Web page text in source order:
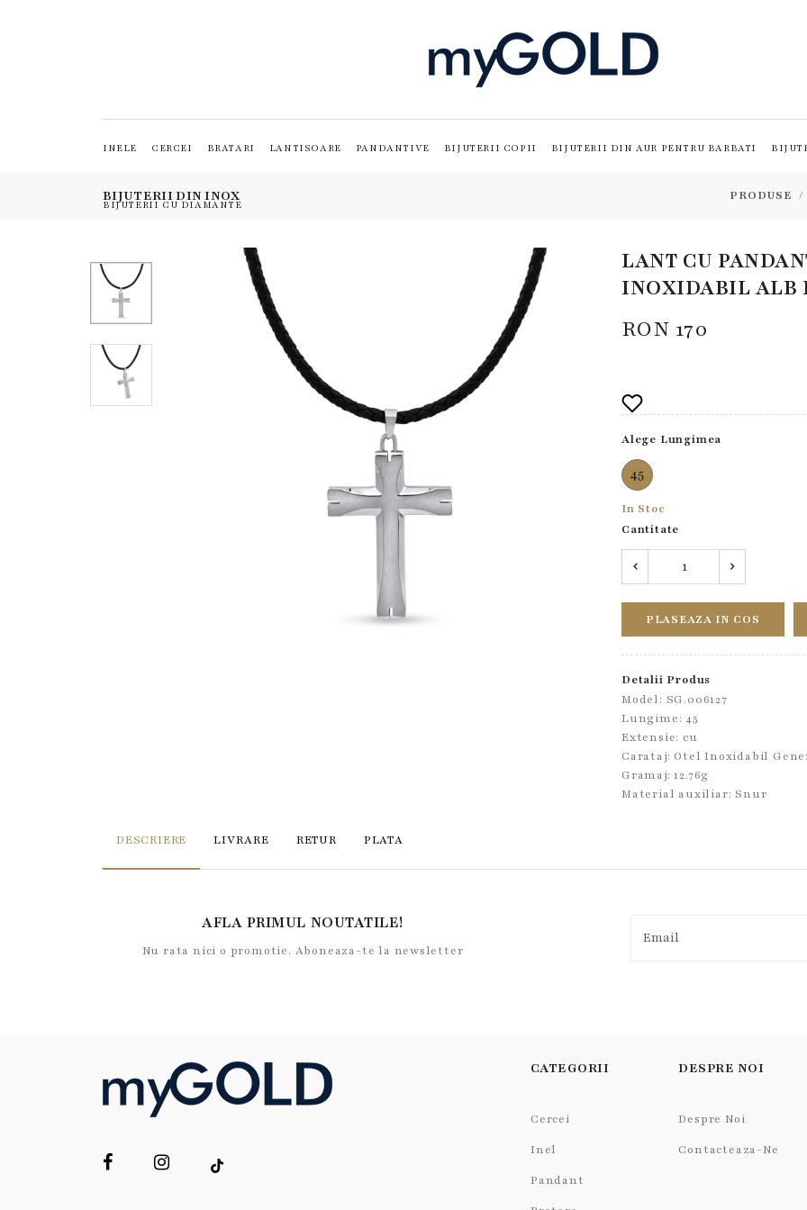
INELE CERCEI BRATARI LANTISOARE PANDANTIVE BIJUTERII COPII BIJUTERII DIN AUR PENTRU BARBATI
BIJUTERII CU DIAMANTE
BIJUTERII DIN INOX PRODUSE
LANT CU
INOXIDABIL ALB
RON 170
Alege Lungimea
45
In Stoc
Cantitate
PLASEAZA IN COS
Detalii Produs
Model: SG.006127
Lungime: 45
Extensie: cu
Carataj: Otel Inoxidabil
Gramaj: 12.76g
Material auxiliar:Snur
DESCRIERE LIVRARE RETUR PLATA
AFLA PRIMUL NOUTATILE!
Nu rata nici o promotie. Aboneaza-te la newsletter
CATEGORII
Cercei
Inel
Pandant
DESPRE NOI
Despre Noi
Contacteaza-Ne